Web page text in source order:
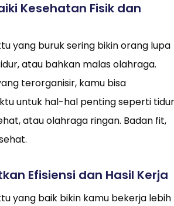
Kesehatan Fisik dan
yang buruk sering bikin orang lupa
atau bahkan malas olahraga.
terorganisir, kamu bisa
untuk hal-hal penting seperti tidur
atau olahraga ringan. Badan fit,
Efisiensi dan Hasil Kerja
yang baik bikin kamu bekerja lebih